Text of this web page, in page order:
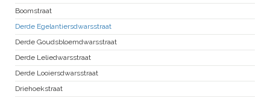
Boomstraat
Derde Egelantiersdwarsstraat
Derde Goudsbloemdwarsstraat
Derde Leliedwarsstraat
Derde Looiersdwarsstraat
Driehoekstraat